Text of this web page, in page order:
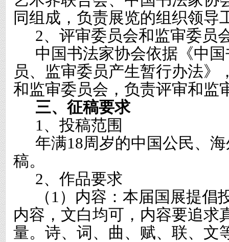
同组成，负责展览的组织领导
2、评审委员会和监审委员
中国书法家协会依据《中
员、监审委员产生暂行办法》
和监审委员会，负责评审和监
三、征稿要求
1 、投稿范围
年满18周岁的中国公民、
稿。
2、作品要求
（ 1 ）内容：本届国展提倡
内容，文白均可，内容要追求
量。诗、词、曲、赋、联、文